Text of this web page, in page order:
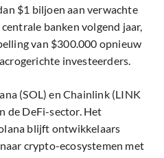
$1 biljoen aan verwachte
banken volgend jaar,
van $300.000 opnieuw
investeerders.
(SOL) en Chainlink (LINK
de DeFi-sector. Het
blijft ontwikkelaars
crypto-ecosystemen met